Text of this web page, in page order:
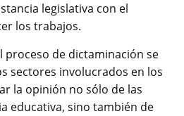
legislativa con el
los trabajos.
proceso de dictaminación se
sectores involucrados en los
la opinión no sólo de las
educativa, sino también de